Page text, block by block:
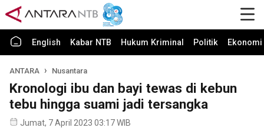
English Kabar NTB Hukum Kriminal Politik
ANTARA Nusantara
Kronologi ibu dan bayi tewas di kebun
tebu hingga suami jadi tersangka
Jumat, 7 April 2023 03:17 WIB